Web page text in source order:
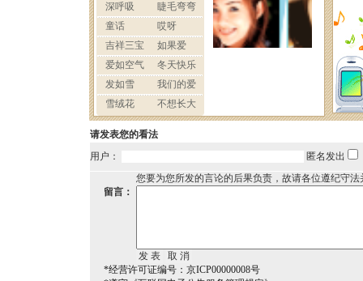
请发表您的看法
用户：
匿名发出
您要为您所发的言论的后果负责，故请各位遵纪守
留言：
*经营许可证编号：京ICP00000008号